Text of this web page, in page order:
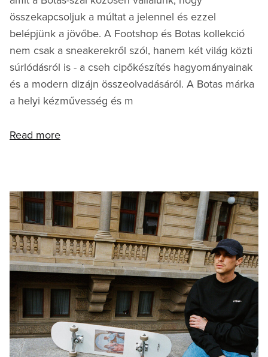
összekapcsoljuk a múltat a jelennel és ezzel
belépjünk a jövőbe. A Footshop és Botas kollekció
nem csak a sneakerekről szól, hanem két világ közti
súrlódásról is - a cseh cipőkészítés hagyományainak
és a modern dizájn összeolvadásáról. A Botas márka
a helyi kézművesség és m
Read more